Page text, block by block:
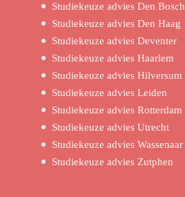
Studiekeuze advies Den Bosch
Studiekeuze advies Den Haag
Studiekeuze advies Deventer
Studiekeuze advies Haarlem
Studiekeuze advies Hilversum
Studiekeuze advies Leiden
Studiekeuze advies Rotterdam
Studiekeuze advies Utrecht
Studiekeuze advies Wassenaar
Studiekeuze advies Zutphen